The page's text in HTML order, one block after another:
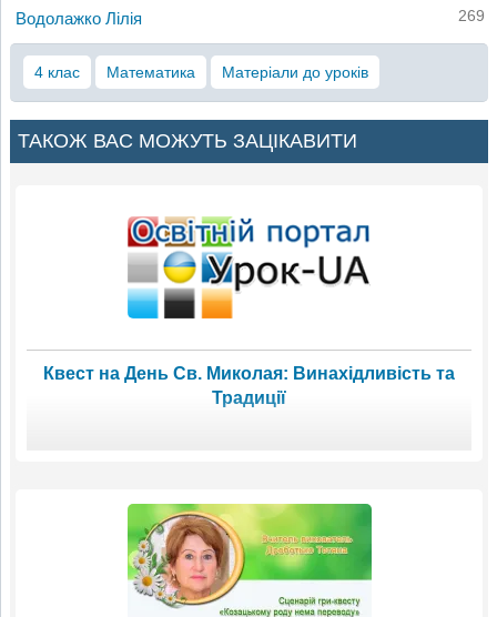
Водолажко Лілія 269
4 клас Математика Матеріали до уроків
ТАКОЖ ВАС МОЖУТЬ ЗАЦІКАВИТИ
Квест на День Св. Миколая: Винахідливість та
Традиції